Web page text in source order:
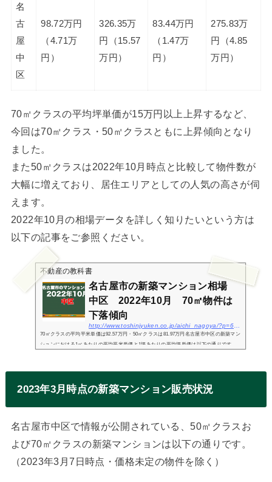
名
古
屋
中
区
98.72万円
（4.71万
円）
326.35万
円（15.57
万円）
83.44万円
（1.47万
円）
275.83万
円（4.85
万円）
70㎡クラスの平均坪単価が15万円以上上昇するなど、
今回は70㎡クラス・50㎡クラスともに上昇傾向となり
ました。
また50㎡クラスは2022年10月時点と比較して物件数が
大幅に増えており、居住エリアとしての人気の高さが伺
えます。
2022年10月の相場データを詳しく知りたいという方は
以下の記事をご参照ください。
不動産の教科書
名古屋市の新築マンション相場
中区 2022年10月 70㎡物件は
下落傾向
70㎡クラスの平均平米単価は92.57万円・50㎡クラスは81.97万円名古屋市中区の新築マン
ションにおける1㎡あたりの平均平米単価と1坪あたりの平均坪単価は以下の通りです。
2023年3月時点の新築マンション販売状況
名古屋市中区で情報が公開されている、50㎡クラスお
よび70㎡クラスの新築マンションは以下の通りです。
（2023年3月7日時点・価格未定の物件を除く）